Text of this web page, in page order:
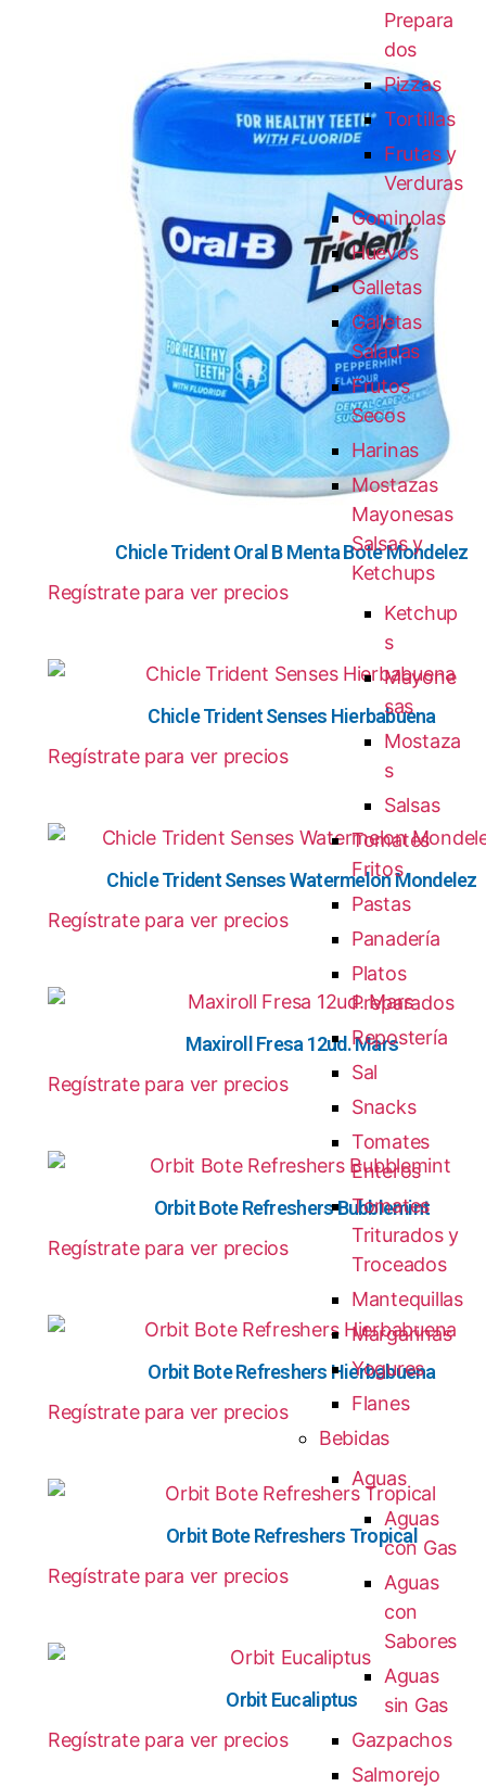
Chicle Trident Oral B Menta Bote Mondelez
Regístrate para ver precios
Chicle Trident Senses Hierbabuena
Regístrate para ver precios
Chicle Trident Senses Watermelon Mondelez
Regístrate para ver precios
Maxiroll Fresa 12ud. Mars
Regístrate para ver precios
Orbit Bote Refreshers Bubblemint
Regístrate para ver precios
Orbit Bote Refreshers Hierbabuena
Regístrate para ver precios
Orbit Bote Refreshers Tropical
Regístrate para ver precios
Orbit Eucaliptus
Regístrate para ver precios
Prepara
dos
Pizzas
Tortillas
Frutas y
Verduras
Gominolas
Huevos
Galletas
Galletas
Saladas
Frutos
Secos
Harinas
Mostazas
Mayonesas
Salsas y
Ketchups
Ketchup
s
Mayone
sas
Mostaza
s
Salsas
Tomates
Fritos
Pastas
Panadería
Platos
Preparados
Repostería
Sal
Snacks
Tomates
Enteros
Tomates
Triturados y
Troceados
Mantequillas
Margarinas
Yogures
Flanes
Bebidas
Aguas
Aguas
con Gas
Aguas
con
Sabores
Aguas
sin Gas
Gazpachos
Salmorejo